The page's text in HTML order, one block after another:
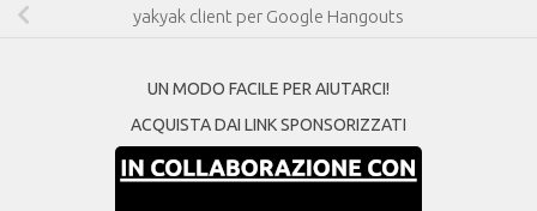
yakyak client per Google Hangouts
UN MODO FACILE PER AIUTARCI!
ACQUISTA DAI LINK SPONSORIZZATI